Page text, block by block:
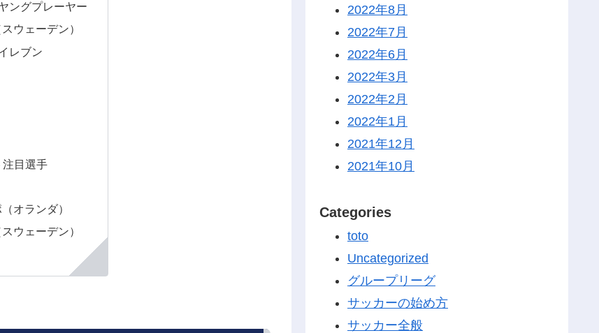
ングプレーヤー
ウェーデン）
レブン
注目選手
オランダ）
ウェーデン）
2022年8月
2022年7月
2022年6月
2022年3月
2022年2月
2022年1月
2021年12月
2021年10月
Categories
toto
Uncategorized
グループリーグ
サッカーの始め方
サッカー全般